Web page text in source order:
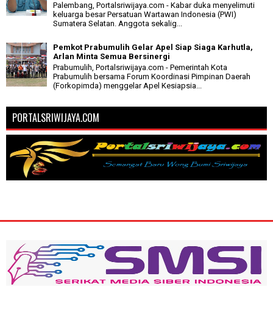
Palembang, Portalsriwijaya.com - Kabar duka menyelimuti
keluarga besar Persatuan Wartawan Indonesia (PWI)
Sumatera Selatan. Anggota sekalig...
Pemkot Prabumulih Gelar Apel Siap Siaga Karhutla,
Arlan Minta Semua Bersinergi
Prabumulih, Portalsriwijaya.com - Pemerintah Kota
Prabumulih bersama Forum Koordinasi Pimpinan Daerah
(Forkopimda) menggelar Apel Kesiapsia...
PORTALSRIWIJAYA.COM